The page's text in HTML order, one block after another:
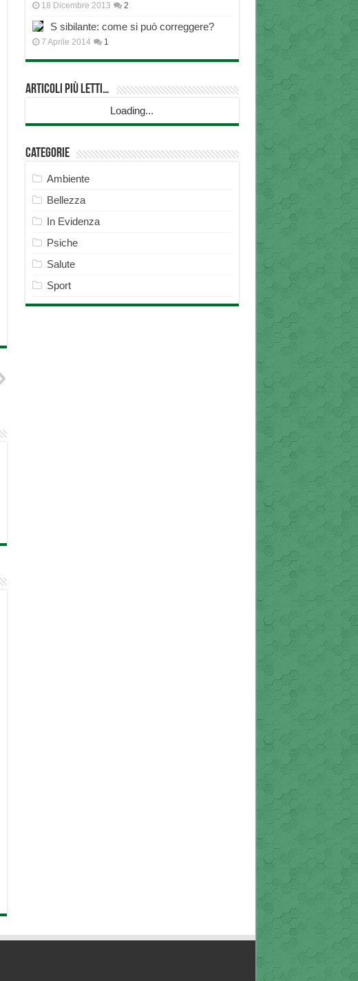
18 Dicembre 2013 2
S sibilante: come si può correggere?
7 Aprile 2014 1
Articoli più Letti…
Loading...
Categorie
Ambiente
Bellezza
In Evidenza
Psiche
Salute
Sport